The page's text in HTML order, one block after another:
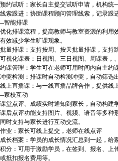
预约试听：家长自主提交试听申请，机构统
线索跟进：协助课程顾问管理线索，记录跟
--智能排课
优化排课流程，提高教师与教室资源的利用
有效减少学生旷课现象。
批量排课：支持按周、按天批量排课，支持
可视化课表：日视图、三日视图、周课表，
约课管理：学生可在老师可用时间内自主约
冲突检测：排课时自动检测冲突，自动筛选
线上直播课：与一线直播品牌合作，提供线
--家校互动
课堂点评、成绩实时通知到家长，自动构建
课后点评功能支持图片、视频、语音等多种
同时支持与家长进行互动交流。
作业：家长可线上提交，老师在线点评
成长档案：学员的成长情况汇总到一起，给
积分：可用于激励学员，在签到、报名、上
或抵扣报名费用等。